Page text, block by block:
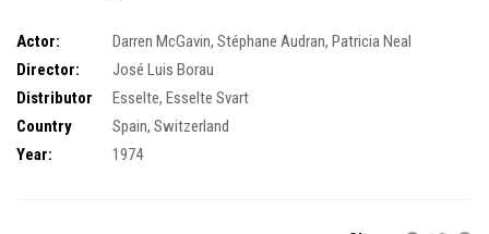
Actor: Darren McGavin, Stéphane Audran, Patricia Neal
Director:
José Luis Borau
Distributor
Esselte, Esselte Svart
Country
Spain, Switzerland
Year:
1974